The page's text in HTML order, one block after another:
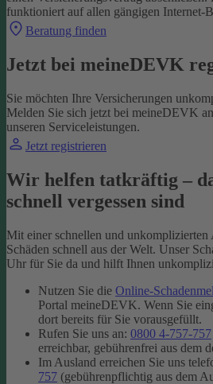
funktioniert auf allen gängigen Internet-
Beratung finden
Jetzt bei meineDEVK
Sie möchten Ihre Versicherungen
Melden Sie sich jetzt bei meineDEVK
unseren Serviceleistungen.
Jetzt registrieren
Wir helfen tatkräftig –
schnell vergessen sind
Mit einer schnellen und
Schäden schnell aus der Welt. Unser
Uhr für Sie da und hilft Ihnen
Nutzen Sie die Online-
Portal meineDEVK. Wenn Sie
dort bereits für Sie vorausgefüllt.
Rufen Sie uns an: 0800 4-757-757
erreichbar, gebührenfrei aus dem
Im Ausland erreichen Sie uns
757 (gebührenpflichtig aus dem